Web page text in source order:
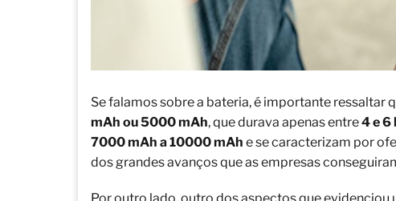
Se falamos sobre a bateria, é importante ressaltar
mAh ou 5000 mAh, que durava apenas entre4 e 6
7000 mAh a 10000 mAh e se caracterizam por
dos grandes avanços que as empresas
Por outro lado, outro dos aspectos que